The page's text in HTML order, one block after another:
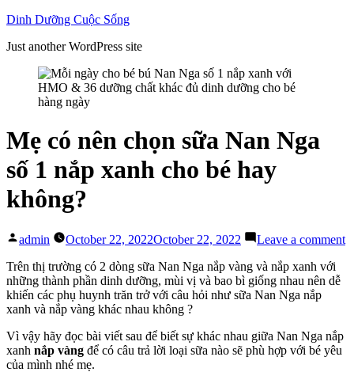
Skip
content
Dinh Dưỡng Cuộc Sống
Just another WordPress site
Mẹ có nên chọn sữa Nan Nga
số 1 nắp xanh cho bé hay
không?
Posted
admin October 22, 2022October 22, 2022 Leave a comment
Trên thị trường có 2 dòng sữa Nan Nga nắp vàng và nắp xanh với
những thành phần dinh dưỡng, mùi vị và bao bì giống nhau nên dễ
khiến các phụ huynh trăn trở với câu hỏi như sữa Nan Nga nắp
xanh và nắp vàng khác nhau không ?
Vì vậy hãy đọc bài viết sau để biết sự khác nhau giữa Nan Nga nắp
xanh nắp vàng để có câu trả lời loại sữa nào sẽ phù hợp với bé yêu
của mình nhé mẹ.